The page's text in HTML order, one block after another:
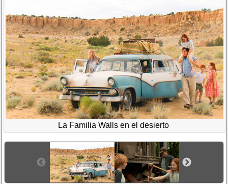
La Familia Walls en el desierto